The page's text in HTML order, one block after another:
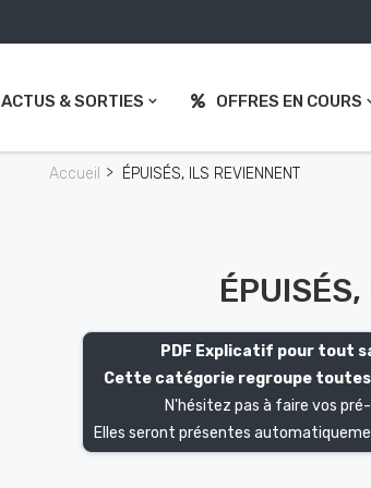
ACTUS & SORTIES OFFRES EN COURS
Accueil ÉPUISÉS, ILS REVIENNENT
PDF Explicatif pour tout
Cette catégorie regroupe
N'hésitez pas à faire vos
Elles seront présentes